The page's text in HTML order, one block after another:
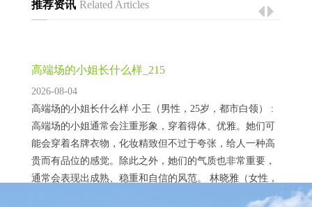
推荐资讯 Related Articles
高端场的小姐长什么样_215
2026-08-04
高端场的小姐长什么样 小王（男性，25岁，都市白领） :
高端场的小姐通常会注重形象，穿着得体、优雅。她们可
能会穿着名牌衣物，化妆精致但不过于夸张，给人一种高
贵而有品位的感觉。除此之外，她们的气质也非常重要，
通常会表现出成熟、稳重和自信的风范。 林晓雅（女性，
28岁，时尚达人） : 其实高端场的小姐并不仅仅是外表上